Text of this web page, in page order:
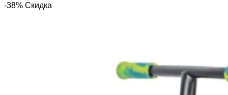
составляла
-38% Скидка